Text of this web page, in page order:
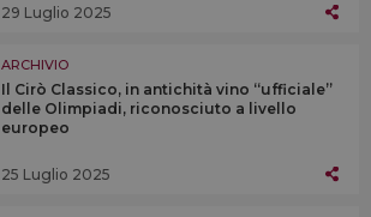
29 Luglio 2025
ARCHIVIO
Il Cirò Classico, in antichità vino “ufficiale”
delle Olimpiadi, riconosciuto a livello
europeo
25 Luglio 2025